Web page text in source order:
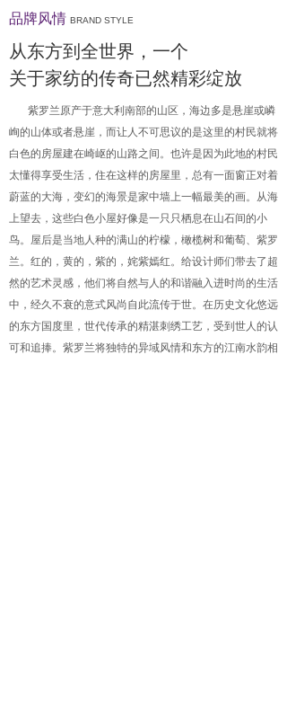
品牌风情 BRAND STYLE
从东方到全世界，一个
关于家纺的传奇已然精彩绽放
紫罗兰原产于意大利南部的山区，海边多是悬崖或嶙
峋的山体或者悬崖，而让人不可思议的是这里的村民就将
白色的房屋建在崎岖的山路之间。也许是因为此地的村民
太懂得享受生活，住在这样的房屋里，总有一面窗正对着
蔚蓝的大海，变幻的海景是家中墙上一幅最美的画。从海
上望去，这些白色小屋好像是一只只栖息在山石间的小
鸟。屋后是当地人种的满山的柠檬，橄榄树和葡萄、紫罗
兰。红的，黄的，紫的，姹紫嫣红。给设计师们带去了超
然的艺术灵感，他们将自然与人的和谐融入进时尚的生活
中，经久不衰的意式风尚自此流传于世。在历史文化悠远
的东方国度里，世代传承的精湛刺绣工艺，受到世人的认
可和追捧。紫罗兰将独特的异域风情和东方的江南水韵相